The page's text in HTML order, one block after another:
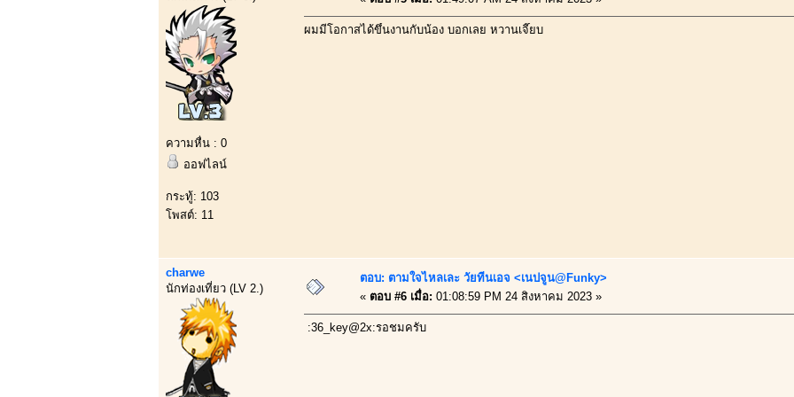
ความหื่น : 0
ออฟไลน์
กระทู้: 103
โพสต์: 11
ผมมีโอกาสได้ขึ้นงานกับน้อง บอกเลย หวานเจี๊ยบ
charwe
นักท่องเที่ยว (LV 2.)
ตอบ: ตามใจไหลเละ วัยทีนเอจ <เนปจูน@Funky>
« ตอบ #6 เมื่อ: 01:08:59 PM 24 สิงหาคม 2023 »
:36_key@2x:รอชมครับ